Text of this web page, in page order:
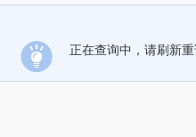
正在查询中，请刷新